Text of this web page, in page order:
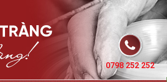
0798 252 252